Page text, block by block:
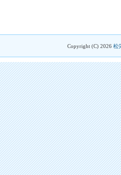
Copyright (C) 2026 松